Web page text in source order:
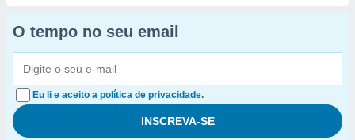
O tempo no seu email
Eu li e aceito a política de privacidade.